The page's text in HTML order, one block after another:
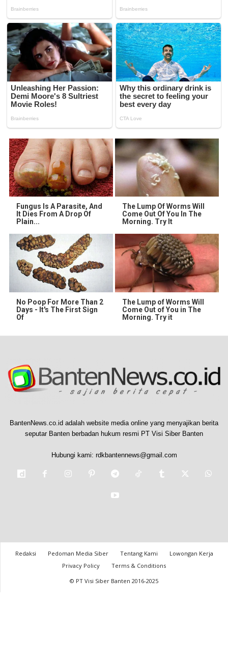
Fungus Is A Parasite, And
It Dies From A Drop Of
Plain...
The Lump Of Worms Will
Come Out Of You In The
Morning. Try It
No Poop For More Than 2
Days - It's The First Sign
Of
The Lump of Worms Will
Come Out of You in The
Morning. Try it
BantenNews.co.id adalah website media online yang menyajikan berita
seputar Banten berbadan hukum resmi PT Visi Siber Banten
Hubungi kami: rdkbantennews@gmail.com
Redaksi Pedoman Media Siber Tentang Kami
Lowongan Kerja
Privacy Policy
Terms & Conditions
© PT Visi Siber Banten 2016-2025